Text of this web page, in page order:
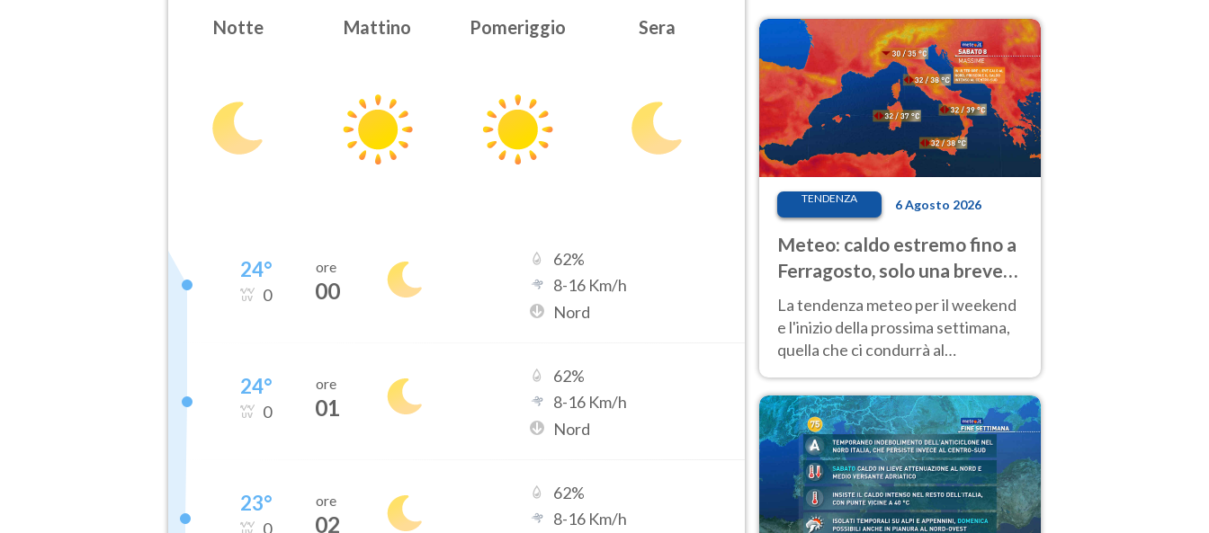
Notte Mattino Pomeriggio Sera
24°
0
ore
00
62%
8-16 Km/h
Nord
24°
0
ore
01
62%
8-16 Km/h
Nord
23°
0
ore
02
62%
8-16 Km/h
TENDENZA 6 Agosto 2026
Meteo: caldo estremo fino a
Ferragosto, solo una breve
pausa. Ecco dove
La tendenza meteo per il weekend
e l'inizio della prossima settimana,
quella che ci condurrà al
temperature molto elevate